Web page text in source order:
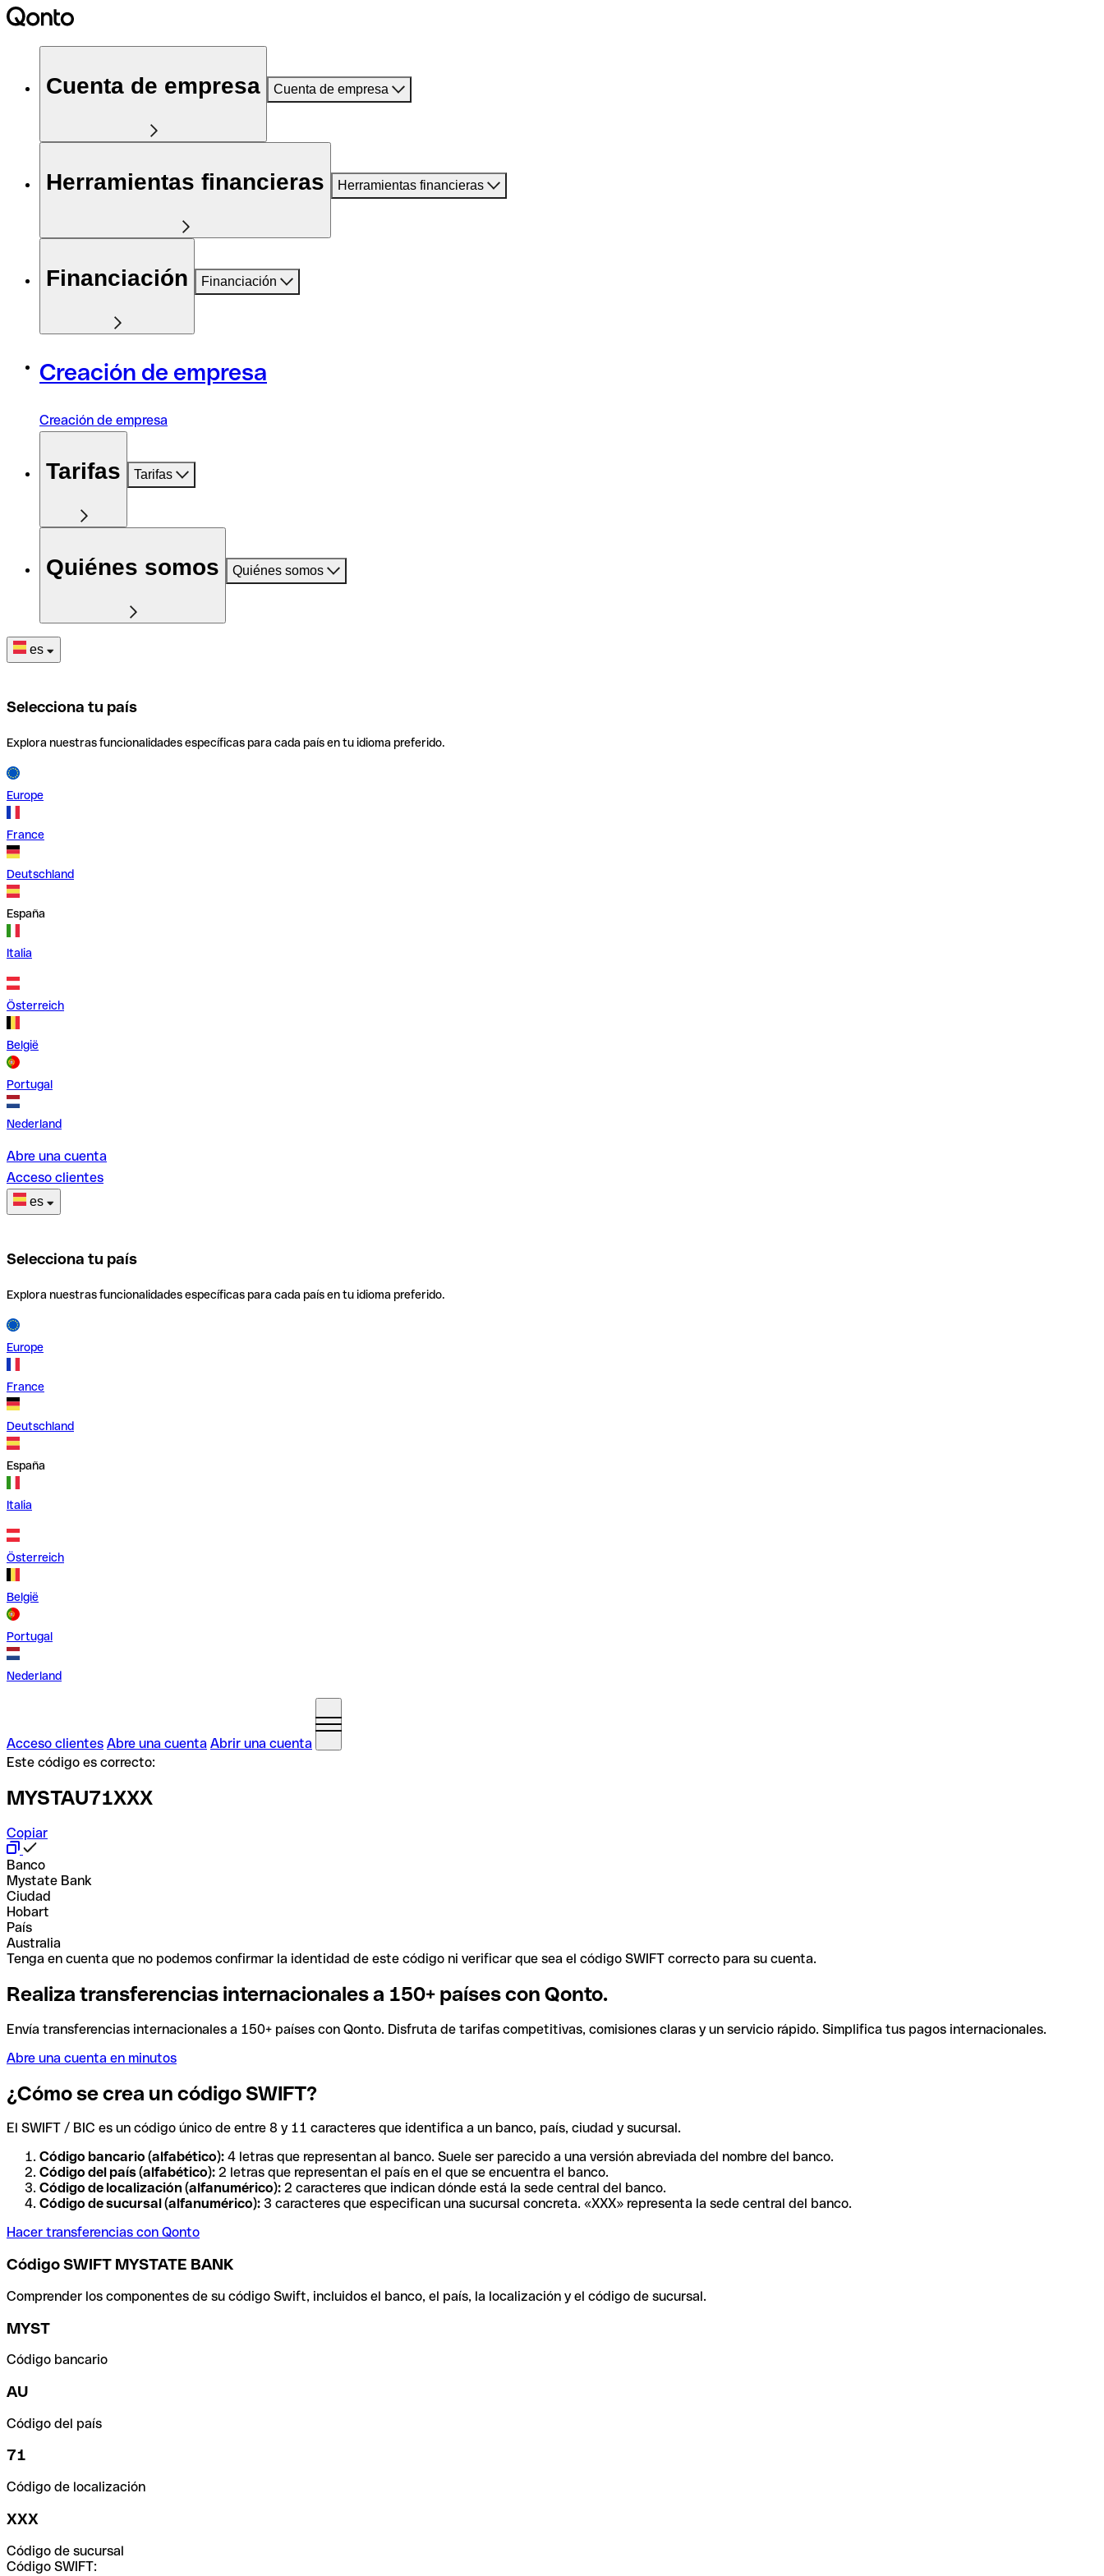
Cuenta de empresa Cuenta de empresa
Herramientas financieras Herramientas financieras
Financiación Financiación
Creación de empresa
Creación de empresa
Tarifas Tarifas
Quiénes somos Quiénes somos
es
Selecciona tu país
Explora nuestras funcionalidades específicas para cada país en tu idioma preferido.
Europe
France
Deutschland
España
Italia
Österreich
België
Portugal
Nederland
Abre una cuenta
Acceso clientes
es
Selecciona tu país
Explora nuestras funcionalidades específicas para cada país en tu idioma preferido.
Europe
France
Deutschland
España
Italia
Österreich
België
Portugal
Nederland
Acceso clientes Abre una cuenta Abrir una cuenta
Este código es correcto:
MYSTAU71XXX
Copiar
Banco
Mystate Bank
Ciudad
Hobart
País
Australia
Tenga en cuenta que no podemos confirmar la identidad de este código ni verificar que sea el código SWIFT correcto para su cuenta.
Realiza transferencias internacionales a 150+ países con Qonto.
Envía transferencias internacionales a 150+ países con Qonto. Disfruta de tarifas competitivas, comisiones claras y un servicio rápido. Simplifica tus pagos internacionales.
Abre una cuenta en minutos
¿Cómo se crea un código SWIFT?
El SWIFT / BIC es un código único de entre 8 y 11 caracteres que identifica a un banco, país, ciudad y sucursal.
Código bancario (alfabético): 4 letras que representan al banco. Suele ser parecido a una versión abreviada del nombre del banco.
Código del país (alfabético): 2 letras que representan el país en el que se encuentra el banco.
Código de localización (alfanumérico): 2 caracteres que indican dónde está la sede central del banco.
Código de sucursal (alfanumérico): 3 caracteres que especifican una sucursal concreta. «XXX» representa la sede central del banco.
Hacer transferencias con Qonto
Código SWIFT MYSTATE BANK
Comprender los componentes de su código Swift, incluidos el banco, el país, la localización y el código de sucursal.
MYST
Código bancario
AU
Código del país
71
Código de localización
XXX
Código de sucursal
Código SWIFT: